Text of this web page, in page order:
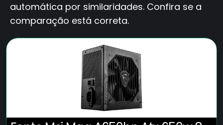
automática por similaridades. Confira se a
comparação está correta.